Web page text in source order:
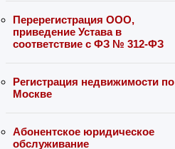
Перерегистрация ООО,
приведение Устава в
соответствие с ФЗ № 312-ФЗ
Регистрация недвижимости по
Москве
Абонентское юридическое
обслуживание